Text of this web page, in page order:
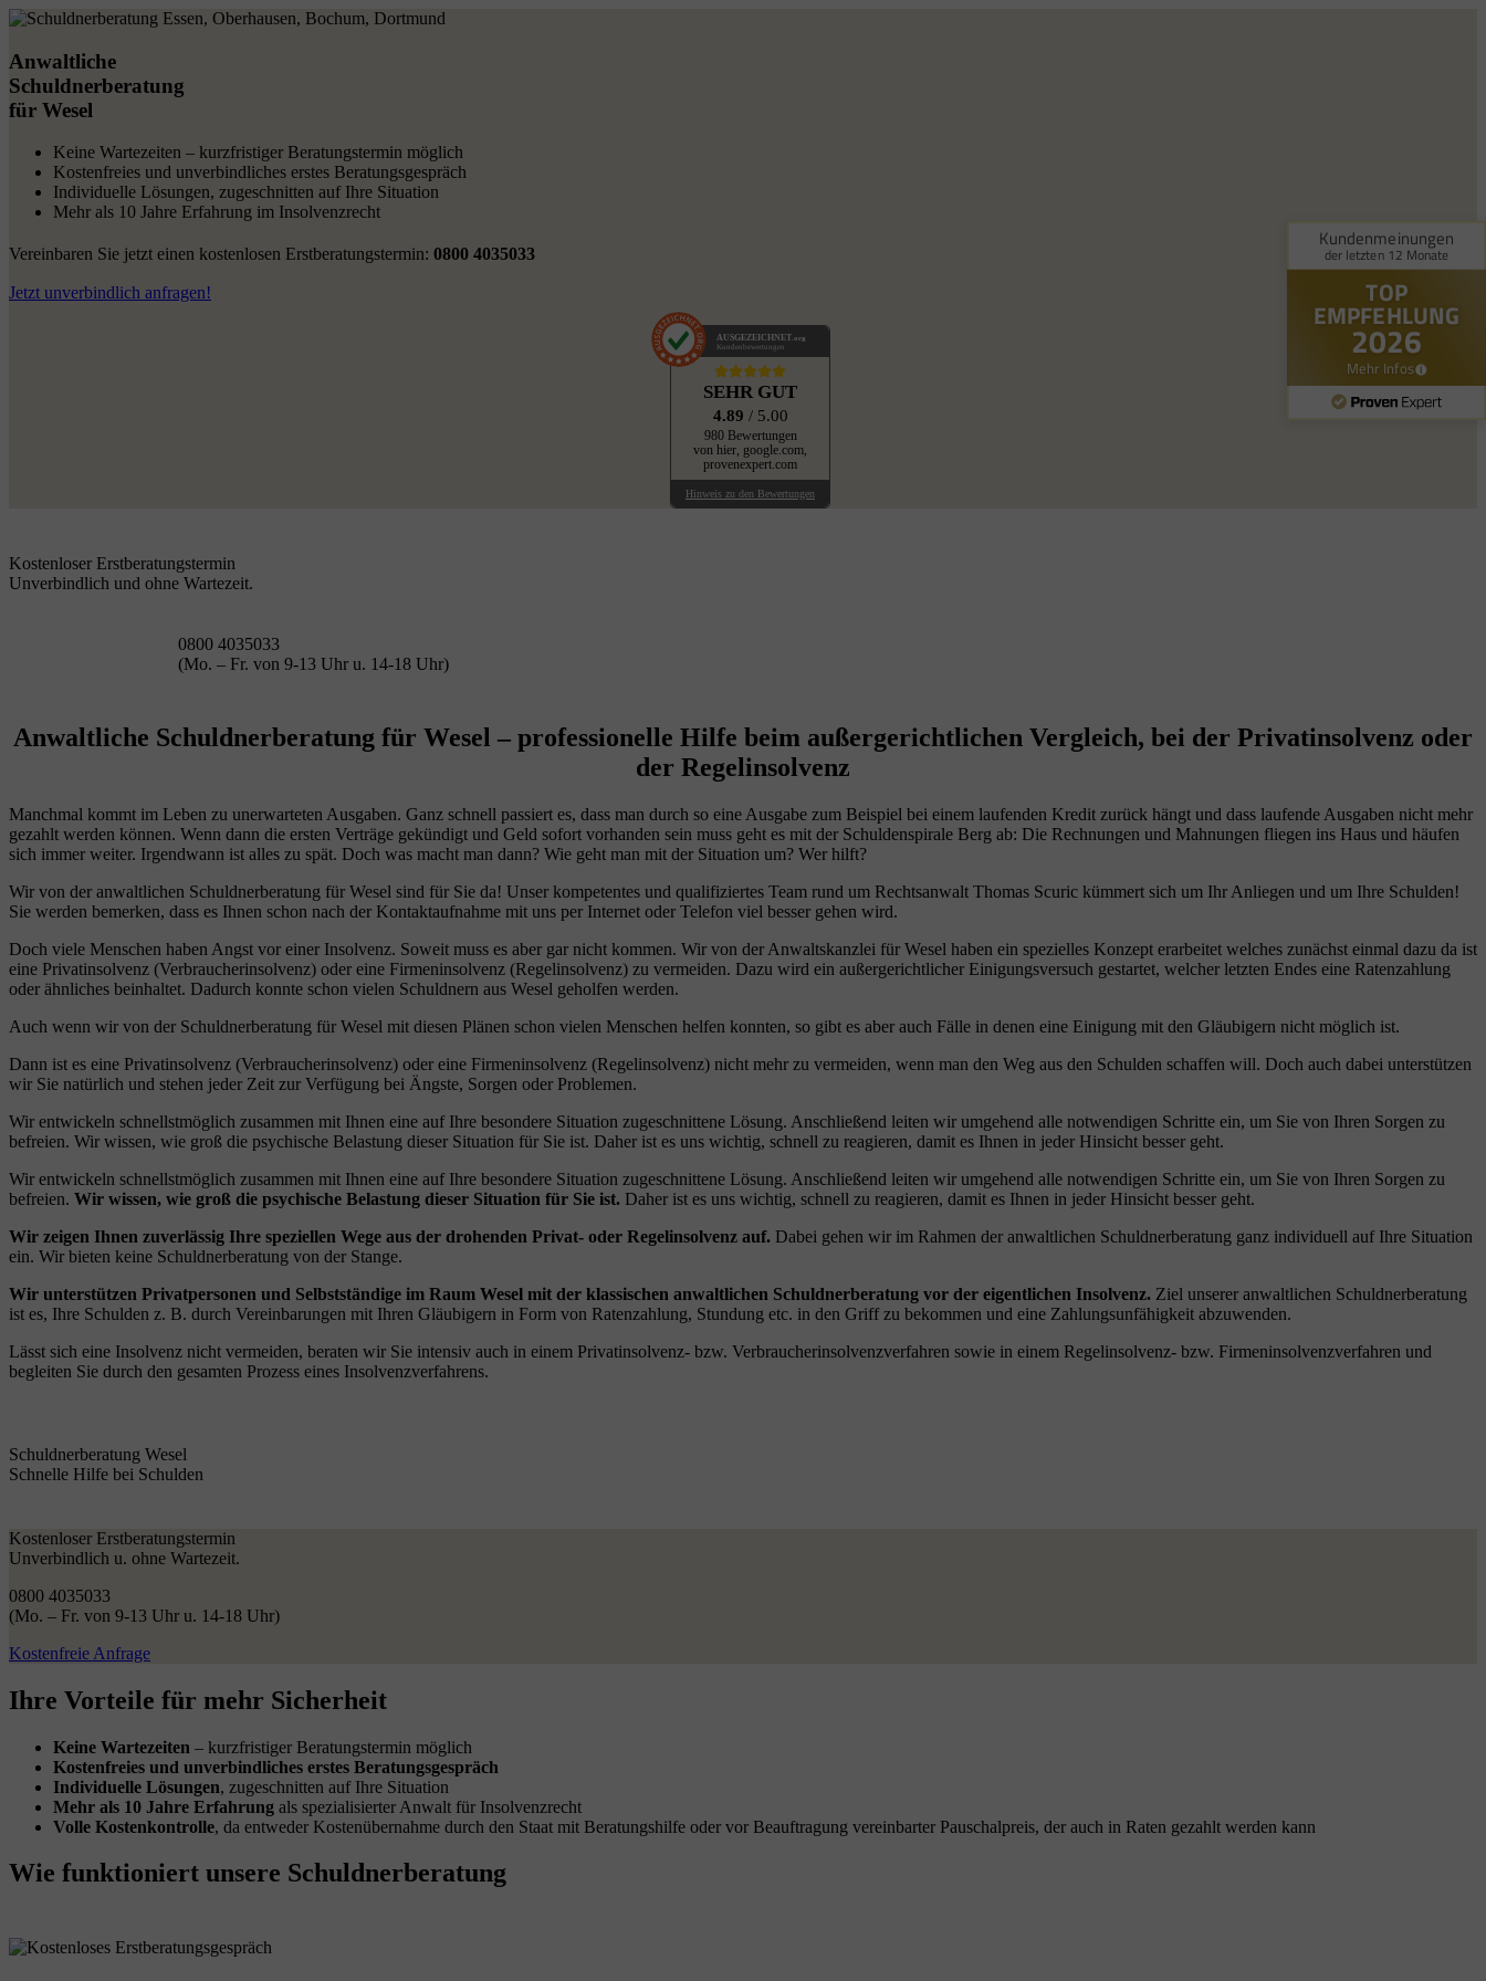
Anwaltliche
Schuldnerberatung
für Wesel
Keine Wartezeiten – kurzfristiger Beratungstermin möglich
Kostenfreies und unverbindliches erstes Beratungsgespräch
Individuelle Lösungen, zugeschnitten auf Ihre Situation
Mehr als 10 Jahre Erfahrung im Insolvenzrecht
Vereinbaren Sie jetzt einen kostenlosen Erstberatungstermin: 0800 4035033
Jetzt unverbindlich anfragen!
AUSGEZEICHNET .org
Kundenbewertungen
SEHR GUT
4.89 / 5.00
980 Bewertungen
von hier, google.com,
provenexpert.com
Hinweis zu den Bewertungen
Kostenloser Erstberatungstermin
Unverbindlich und ohne Wartezeit.
0800 4035033
(Mo. – Fr. von 9-13 Uhr u. 14-18 Uhr)
Anwaltliche Schuldnerberatung für Wesel – professionelle Hilfe beim außergerichtlichen Vergleich, bei der Privatinsolvenz oder
der Regelinsolvenz
Manchmal kommt im Leben zu unerwarteten Ausgaben. Ganz schnell passiert es, dass man durch so eine Ausgabe zum Beispiel bei einem laufenden Kredit zurück hängt und dass laufende Ausgaben nicht mehr
gezahlt werden können. Wenn dann die ersten Verträge gekündigt und Geld sofort vorhanden sein muss geht es mit der Schuldenspirale Berg ab: Die Rechnungen und Mahnungen fliegen ins Haus und häufen
sich immer weiter. Irgendwann ist alles zu spät. Doch was macht man dann? Wie geht man mit der Situation um? Wer hilft?
Wir von der anwaltlichen Schuldnerberatung für Wesel sind für Sie da! Unser kompetentes und qualifiziertes Team rund um Rechtsanwalt Thomas Scuric kümmert sich um Ihr Anliegen und um Ihre Schulden!
Sie werden bemerken, dass es Ihnen schon nach der Kontaktaufnahme mit uns per Internet oder Telefon viel besser gehen wird.
Doch viele Menschen haben Angst vor einer Insolvenz. Soweit muss es aber gar nicht kommen. Wir von der Anwaltskanzlei für Wesel haben ein spezielles Konzept erarbeitet welches zunächst einmal dazu da ist
eine Privatinsolvenz (Verbraucherinsolvenz) oder eine Firmeninsolvenz (Regelinsolvenz) zu vermeiden. Dazu wird ein außergerichtlicher Einigungsversuch gestartet, welcher letzten Endes eine Ratenzahlung
oder ähnliches beinhaltet. Dadurch konnte schon vielen Schuldnern aus Wesel geholfen werden.
Auch wenn wir von der Schuldnerberatung für Wesel mit diesen Plänen schon vielen Menschen helfen konnten, so gibt es aber auch Fälle in denen eine Einigung mit den Gläubigern nicht möglich ist.
Dann ist es eine Privatinsolvenz (Verbraucherinsolvenz) oder eine Firmeninsolvenz (Regelinsolvenz) nicht mehr zu vermeiden, wenn man den Weg aus den Schulden schaffen will. Doch auch dabei unterstützen
wir Sie natürlich und stehen jeder Zeit zur Verfügung bei Ängste, Sorgen oder Problemen.
Wir entwickeln schnellstmöglich zusammen mit Ihnen eine auf Ihre besondere Situation zugeschnittene Lösung. Anschließend leiten wir umgehend alle notwendigen Schritte ein, um Sie von Ihren Sorgen zu
befreien. Wir wissen, wie groß die psychische Belastung dieser Situation für Sie ist. Daher ist es uns wichtig, schnell zu reagieren, damit es Ihnen in jeder Hinsicht besser geht.
Wir entwickeln schnellstmöglich zusammen mit Ihnen eine auf Ihre besondere Situation zugeschnittene Lösung. Anschließend leiten wir umgehend alle notwendigen Schritte ein, um Sie von Ihren Sorgen zu
befreien. Wir wissen, wie groß die psychische Belastung dieser Situation für Sie ist. Daher ist es uns wichtig, schnell zu reagieren, damit es Ihnen in jeder Hinsicht besser geht.
Wir zeigen Ihnen zuverlässig Ihre speziellen Wege aus der drohenden Privat- oder Regelinsolvenz auf. Dabei gehen wir im Rahmen der anwaltlichen Schuldnerberatung ganz individuell auf Ihre Situation
ein. Wir bieten keine Schuldnerberatung von der Stange.
Wir unterstützen Privatpersonen und Selbstständige im Raum Wesel mit der klassischen anwaltlichen Schuldnerberatung vor der eigentlichen Insolvenz. Ziel unserer anwaltlichen Schuldnerberatung
ist es, Ihre Schulden z. B. durch Vereinbarungen mit Ihren Gläubigern in Form von Ratenzahlung, Stundung etc. in den Griff zu bekommen und eine Zahlungsunfähigkeit abzuwenden.
Lässt sich eine Insolvenz nicht vermeiden, beraten wir Sie intensiv auch in einem Privatinsolvenz- bzw. Verbraucherinsolvenzverfahren sowie in einem Regelinsolvenz- bzw. Firmeninsolvenzverfahren und
begleiten Sie durch den gesamten Prozess eines Insolvenzverfahrens.
Schuldnerberatung Wesel
Schnelle Hilfe bei Schulden
Kostenloser Erstberatungstermin
Unverbindlich u. ohne Wartezeit.
0800 4035033
(Mo. – Fr. von 9-13 Uhr u. 14-18 Uhr)
Kostenfreie Anfrage
Ihre Vorteile für mehr Sicherheit
Keine Wartezeiten – kurzfristiger Beratungstermin möglich
Kostenfreies und unverbindliches erstes Beratungsgespräch
Individuelle Lösungen, zugeschnitten auf Ihre Situation
Mehr als 10 Jahre Erfahrung als spezialisierter Anwalt für Insolvenzrecht
Volle Kostenkontrolle, da entweder Kostenübernahme durch den Staat mit Beratungshilfe oder vor Beauftragung vereinbarter Pauschalpreis, der auch in Raten gezahlt werden kann
Wie funktioniert unsere Schuldnerberatung